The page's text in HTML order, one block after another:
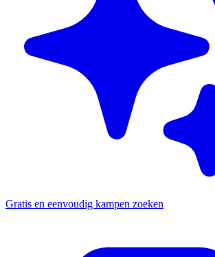
Gratis en eenvoudig kampen zoeken